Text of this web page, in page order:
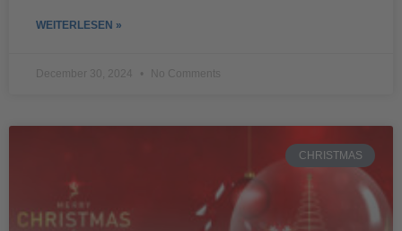
WEITERLESEN »
December 30, 2024 No Comments
CHRISTMAS